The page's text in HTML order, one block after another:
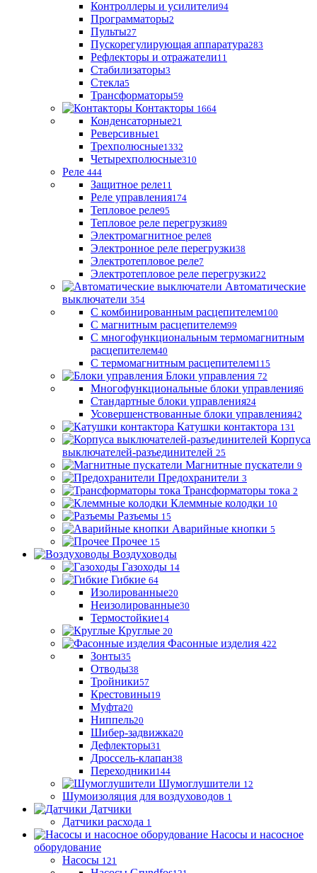
Контроллеры и усилители94
Программаторы2
Пульты27
Пускорегулирующая аппаратура283
Рефлекторы и отражатели11
Стабилизаторы3
Стекла5
Трансформаторы59
Контакторы 1664
Конденсаторные21
Реверсивные1
Трехполюсные1332
Четырехполюсные310
Реле 444
Защитное реле11
Реле управления174
Тепловое реле95
Тепловое реле перегрузки89
Электромагнитное реле8
Электронное реле перегрузки38
Электротепловое реле7
Электротепловое реле перегрузки22
Автоматические
выключатели 354
С комбинированным расцепителем100
С магнитным расцепителем99
С многофункциональным термомагнитным
расцепителем40
С термомагнитным расцепителем115
Блоки управления 72
Многофункциональные блоки управления6
Стандартные блоки управления24
Усовершенствованные блоки управления42
Катушки контактора 131
Корпуса
выключателей-разъединителей 25
Магнитные пускатели 9
Предохранители 3
Трансформаторы тока 2
Клеммные колодки 10
Разъемы 15
Аварийные кнопки 5
Прочее 15
Воздуховоды
Газоходы 14
Гибкие 64
Изолированные20
Неизолированные30
Термостойкие14
Круглые 20
Фасонные изделия 422
Зонты35
Отводы38
Тройники57
Крестовины19
Муфта20
Ниппель20
Шибер-задвижка20
Дефлекторы31
Дроссель-клапан38
Переходники144
Шумоглушители 12
Шумоизоляция для воздуховодов 1
Датчики
Датчики расхода 1
Насосы и насосное
оборудование
Насосы 121